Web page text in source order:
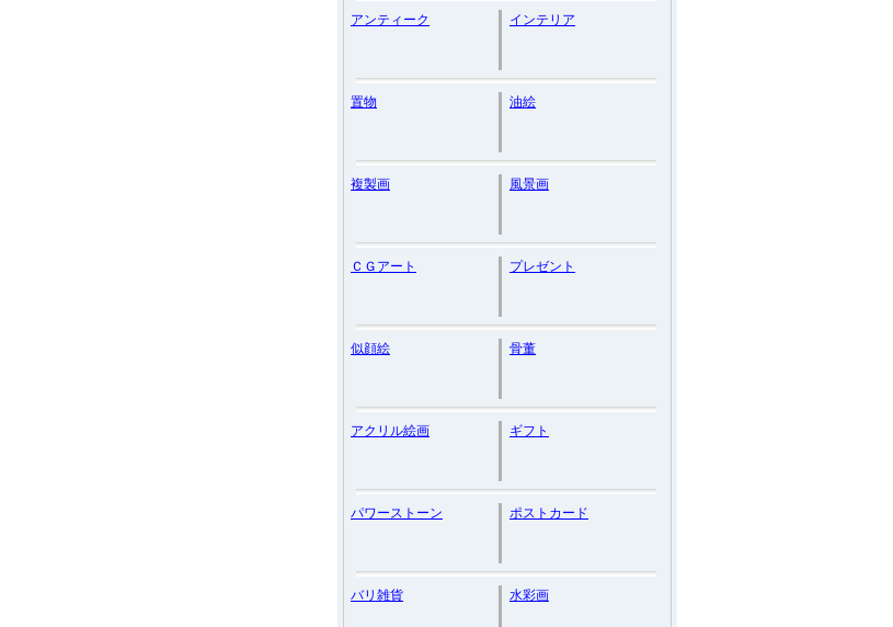
アンティーク インテリア
置物 油絵
複製画 風景画
ＣＧアート プレゼント
似顔絵 骨董
アクリル絵画 ギフト
パワーストーン ポストカード
バリ雑貨 水彩画